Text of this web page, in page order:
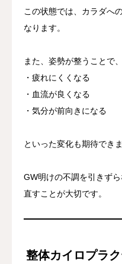
この状態では、カラダへ
なります。
また、姿勢が整うことで、
・疲れにくくなる
・血流が良くなる
・気分が前向きになる
といった変化も期待できま
GW明けの不調を引きず
直すことが大切です。
整体カイロプラ